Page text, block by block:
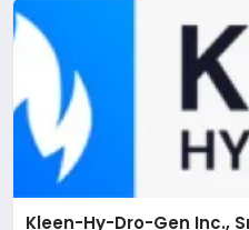
Kleen-Hy-Dro-Gen Inc.,